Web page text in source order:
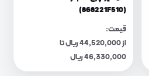
(868221F510)
قیمت:
از 44,520,000 ریال تا
46,330,000 ریال